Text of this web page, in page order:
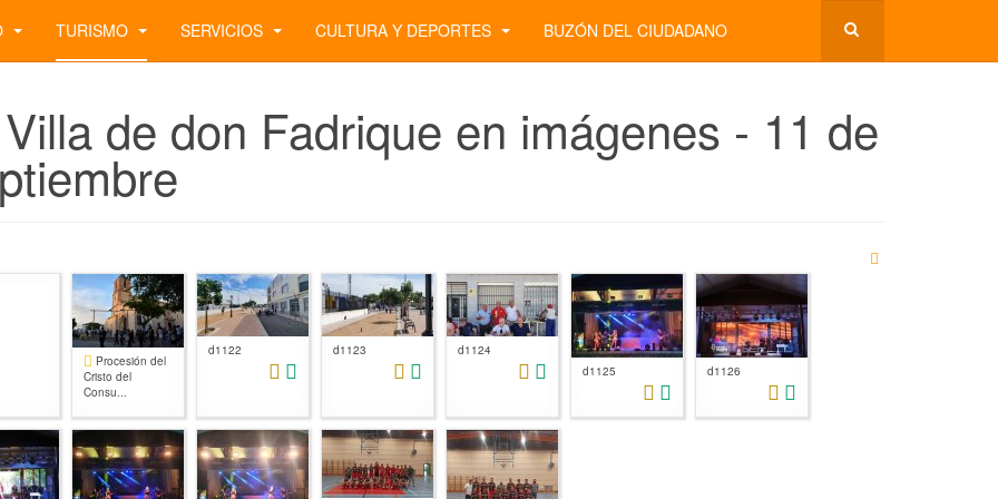
TURISMO SERVICIOS CULTURA Y DEPORTES BUZÓN DEL CIUDADANO
de don Fadrique en imágenes - 11 de
Procesión del
Cristo del
Consu...
d1122 d1123
d1124
d1125
d1126